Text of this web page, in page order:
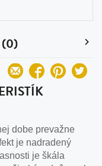
dobe prevažne
je nadradený
je škála